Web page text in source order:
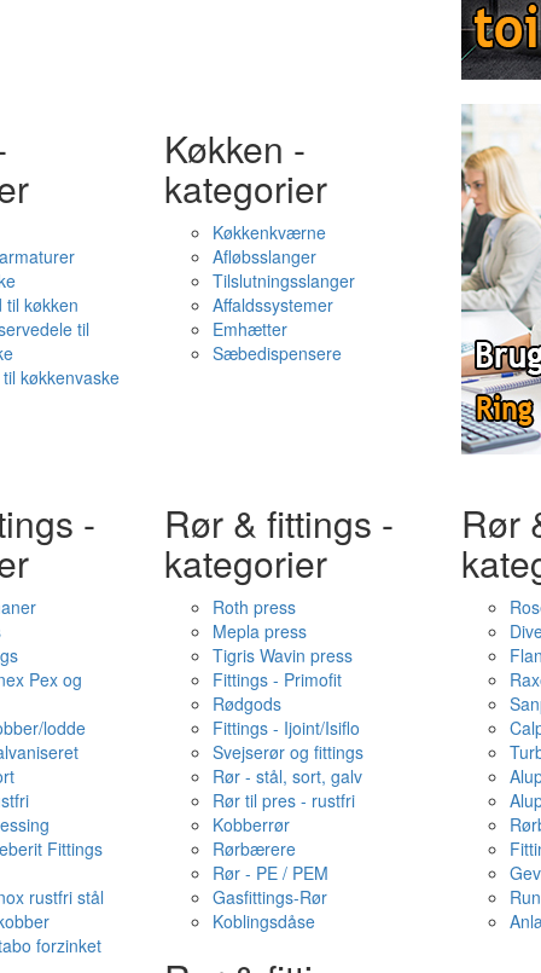
til køkken
til
køkkenvaske
Køkken -
kategorier
Køkkenkværne
Afløbsslanger
Tilslutningsslanger
Affaldssystemer
Emhætter
Sæbedispensere
-
Pex og
lodde
Fittings
rustfri stål
forzinket
Rør & fittings -
kategorier
Roth press
Mepla press
Tigris Wavin press
Fittings - Primofit
Rødgods
Fittings - Ijoint/Isiflo
Svejserør og fittings
Rør - stål, sort, galv
Rør til pres - rustfri
Kobberrør
Rørbærere
Rør - PE / PEM
Gasfittings-Rør
Koblingsdåse
Rør